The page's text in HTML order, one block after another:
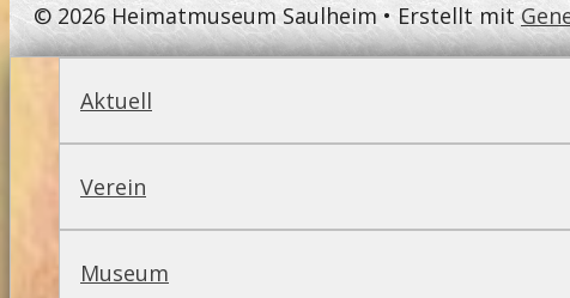
© 2026 Heimatmuseum Saulheim • Erstellt mit
Aktuell
Verein
Museum